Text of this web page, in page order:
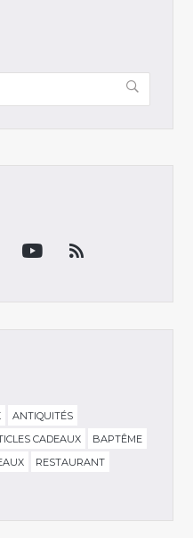
ANTIQUITÉS
CADEAUX
BAPTÊME
RESTAURANT